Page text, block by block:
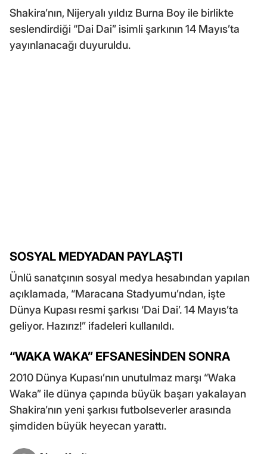
Shakira’nın, Nijeryalı yıldız Burna Boy ile birlikte
seslendirdiği “Dai Dai” isimli şarkının 14 Mayıs’ta
yayınlanacağı duyuruldu.
SOSYAL MEDYADAN PAYLAŞTI
Ünlü sanatçının sosyal medya hesabından yapılan
açıklamada, “Maracana Stadyumu’ndan, işte
Dünya Kupası resmi şarkısı ‘Dai Dai’. 14 Mayıs’ta
geliyor. Hazırız!” ifadeleri kullanıldı.
“WAKA WAKA” EFSANESİNDEN SONRA
2010 Dünya Kupası’nın unutulmaz marşı “Waka
Waka” ile dünya çapında büyük başarı yakalayan
Shakira’nın yeni şarkısı futbolseverler arasında
şimdiden büyük heyecan yarattı.